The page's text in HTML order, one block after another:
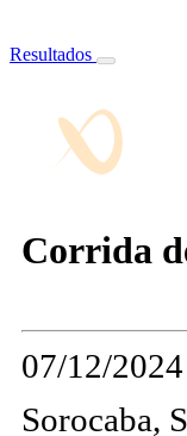
Resultados
Corrida
07/12/2024
Sorocaba,